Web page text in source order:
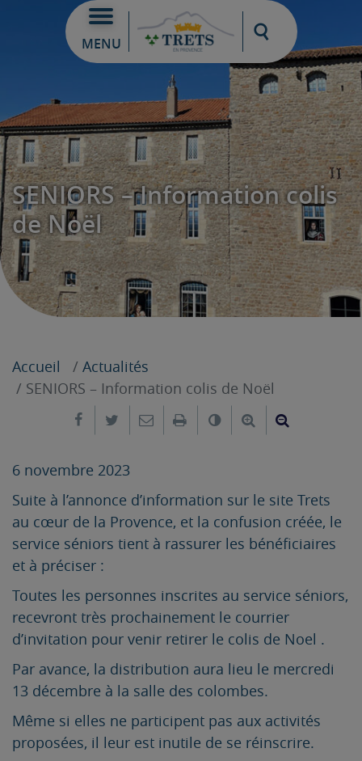
MENU
Moteur de
SENIORS – Information colis
de Noël
Accueil
Actualités
SENIORS – Information colis de Noël
Partager sur Facebook
Partager sur Twitter
Envoyer par e-mail
ImprimerChanger leAgrandir le
6 novembre 2023
Suite à l’annonce d’information sur le site Trets
au cœur de la Provence, et la confusion créée, le
service séniors tient à rassurer les bénéficiaires
et à préciser :
Toutes les personnes inscrites au service séniors,
recevront très prochainement le courrier
d’invitation pour venir retirer le colis de Noel .
Par avance, la distribution aura lieu le mercredi
13 décembre à la salle des colombes.
Même si elles ne participent pas aux activités
proposées, il leur est inutile de se réinscrire.